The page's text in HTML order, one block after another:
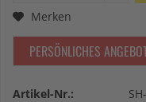
Merken
PERSÖNLICHES
Artikel-Nr.: